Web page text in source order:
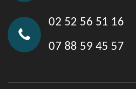
02 52 56 51 16
07 88 59 45 57